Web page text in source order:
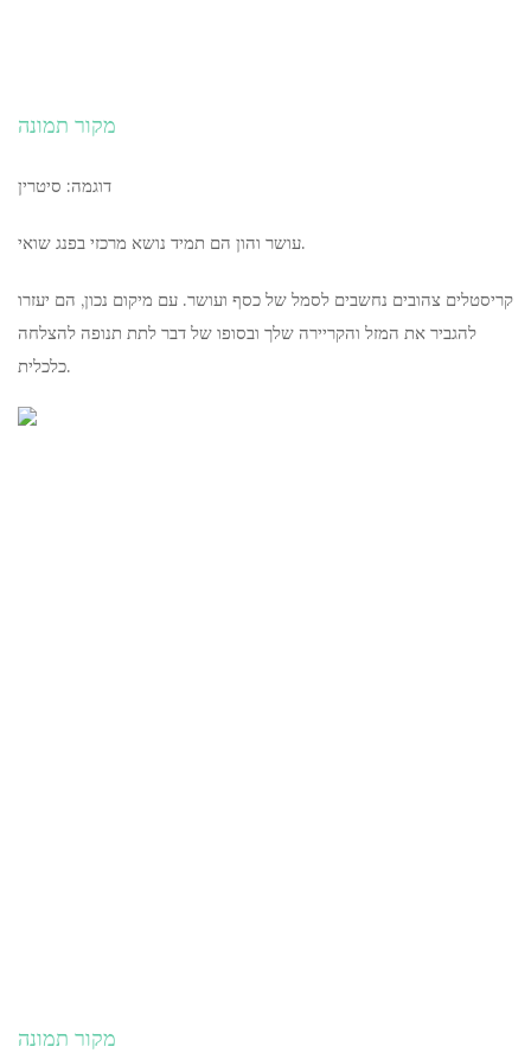
מקור תמונה
דוגמה: סיטרין
עושר והון הם תמיד נושא מרכזי בפנג שואי.
קריסטלים צהובים נחשבים לסמל של כסף ועושר. עם מיקום נכון, הם יעזרו
להגביר את המזל והקריירה שלך ובסופו של דבר לתת תנופה להצלחה
כלכלית.
מקור תמונה